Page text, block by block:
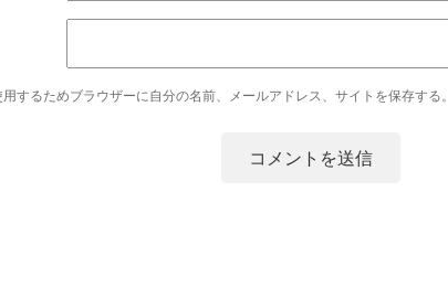
するためブラウザーに自分の名前、メールアドレス、サイトを保存する。